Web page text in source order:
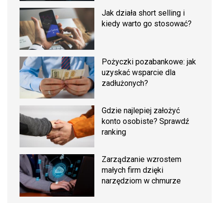
Jak działa short selling i
kiedy warto go stosować?
Pożyczki pozabankowe: jak
uzyskać wsparcie dla
zadłużonych?
Gdzie najlepiej założyć
konto osobiste? Sprawdź
ranking
Zarządzanie wzrostem
małych firm dzięki
narzędziom w chmurze